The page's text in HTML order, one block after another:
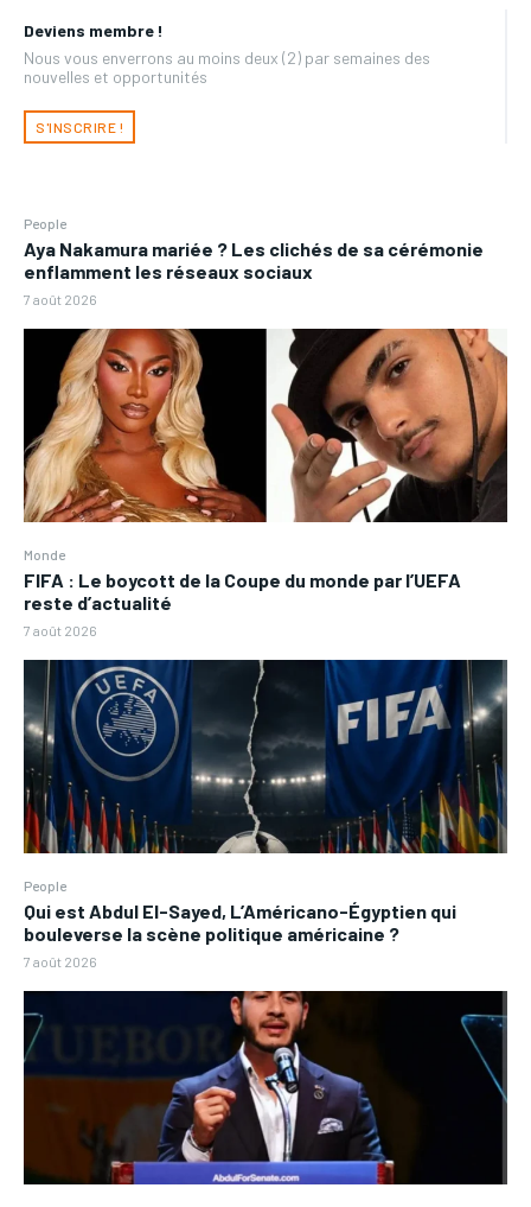
Deviens membre !
Nous vous enverrons au moins deux (2) par semaines des
nouvelles et opportunités
S'INSCRIRE !
People
Aya Nakamura mariée ? Les clichés de sa cérémonie
enflamment les réseaux sociaux
7 août 2026
Monde
FIFA : Le boycott de la Coupe du monde par l’UEFA
reste d’actualité
7 août 2026
People
Qui est Abdul El-Sayed, L’Américano-Égyptien qui
bouleverse la scène politique américaine ?
7 août 2026